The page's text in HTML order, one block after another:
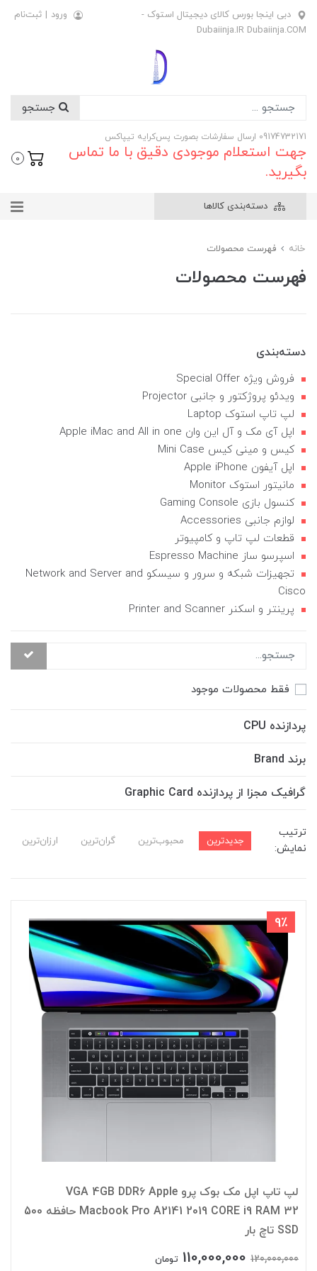
دبی اینجا بورس کالای دیجیتال استوک -
Dubaiinja.IR Dubaiinja.COM
ورود | ثبت‌نام
09174732171 ارسال سفارشات بصورت پس‌کرایه تیپاکس
جهت استعلام موجودی دقیق با ما تماس
بگیرید.
0
دسته‌بندی کالاها
خانه فهرست محصولات
فهرست محصولات
دسته‌بندی
فروش ویژه Special Offer
ویدئو پروژکتور و جانبی Projector
لپ تاپ استوک Laptop
اپل آی مک و آل این وان Apple iMac and All in one
کیس و مینی کیس Mini Case
اپل آیفون Apple iPhone
مانیتور استوک Monitor
کنسول بازی Gaming Console
لوازم جانبی Accessories
قطعات لپ تاپ و کامپیوتر
اسپرسو ساز Espresso Machine
تجهیزات شبکه و سرور و سیسکو Network and Server and
Cisco
پرینتر و اسکنر Printer and Scanner
فقط محصولات موجود
پردازنده CPU
برند Brand
گرافیک مجزا از پردازنده Graphic Card
ترتیب
نمایش:
جدیدترین محبوب‌ترین گران‌ترین ارزان‌ترین
9٪
لپ تاپ اپل مک بوک پرو VGA 4GB DDR6 Apple
Macbook Pro A2141 2019 CORE i9 RAM 32 حافظه 500
SSD تاچ بار
120,000,000
110,000,000 تومان